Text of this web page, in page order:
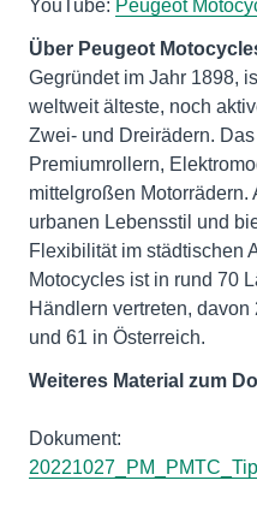
YouTube: Peugeot
Über Peugeot
Gegründet im Jahr 1898,
weltweit älteste, noch
Zwei- und Dreirädern.
Premiumrollern,
mittelgroßen
urbanen Lebensstil und
Flexibilität im städtischen
Motocycles ist in rund 70
Händlern vertreten,
und 61 in Österreich.
Weiteres Material zum
Dokument: